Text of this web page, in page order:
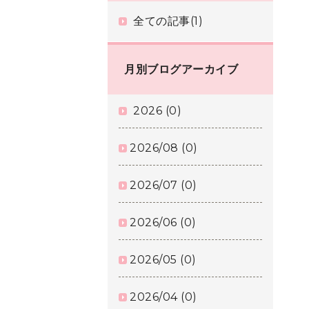
全ての記事(1)
月別ブログアーカイブ
2026 (0)
2026/08 (0)
2026/07 (0)
2026/06 (0)
2026/05 (0)
2026/04 (0)